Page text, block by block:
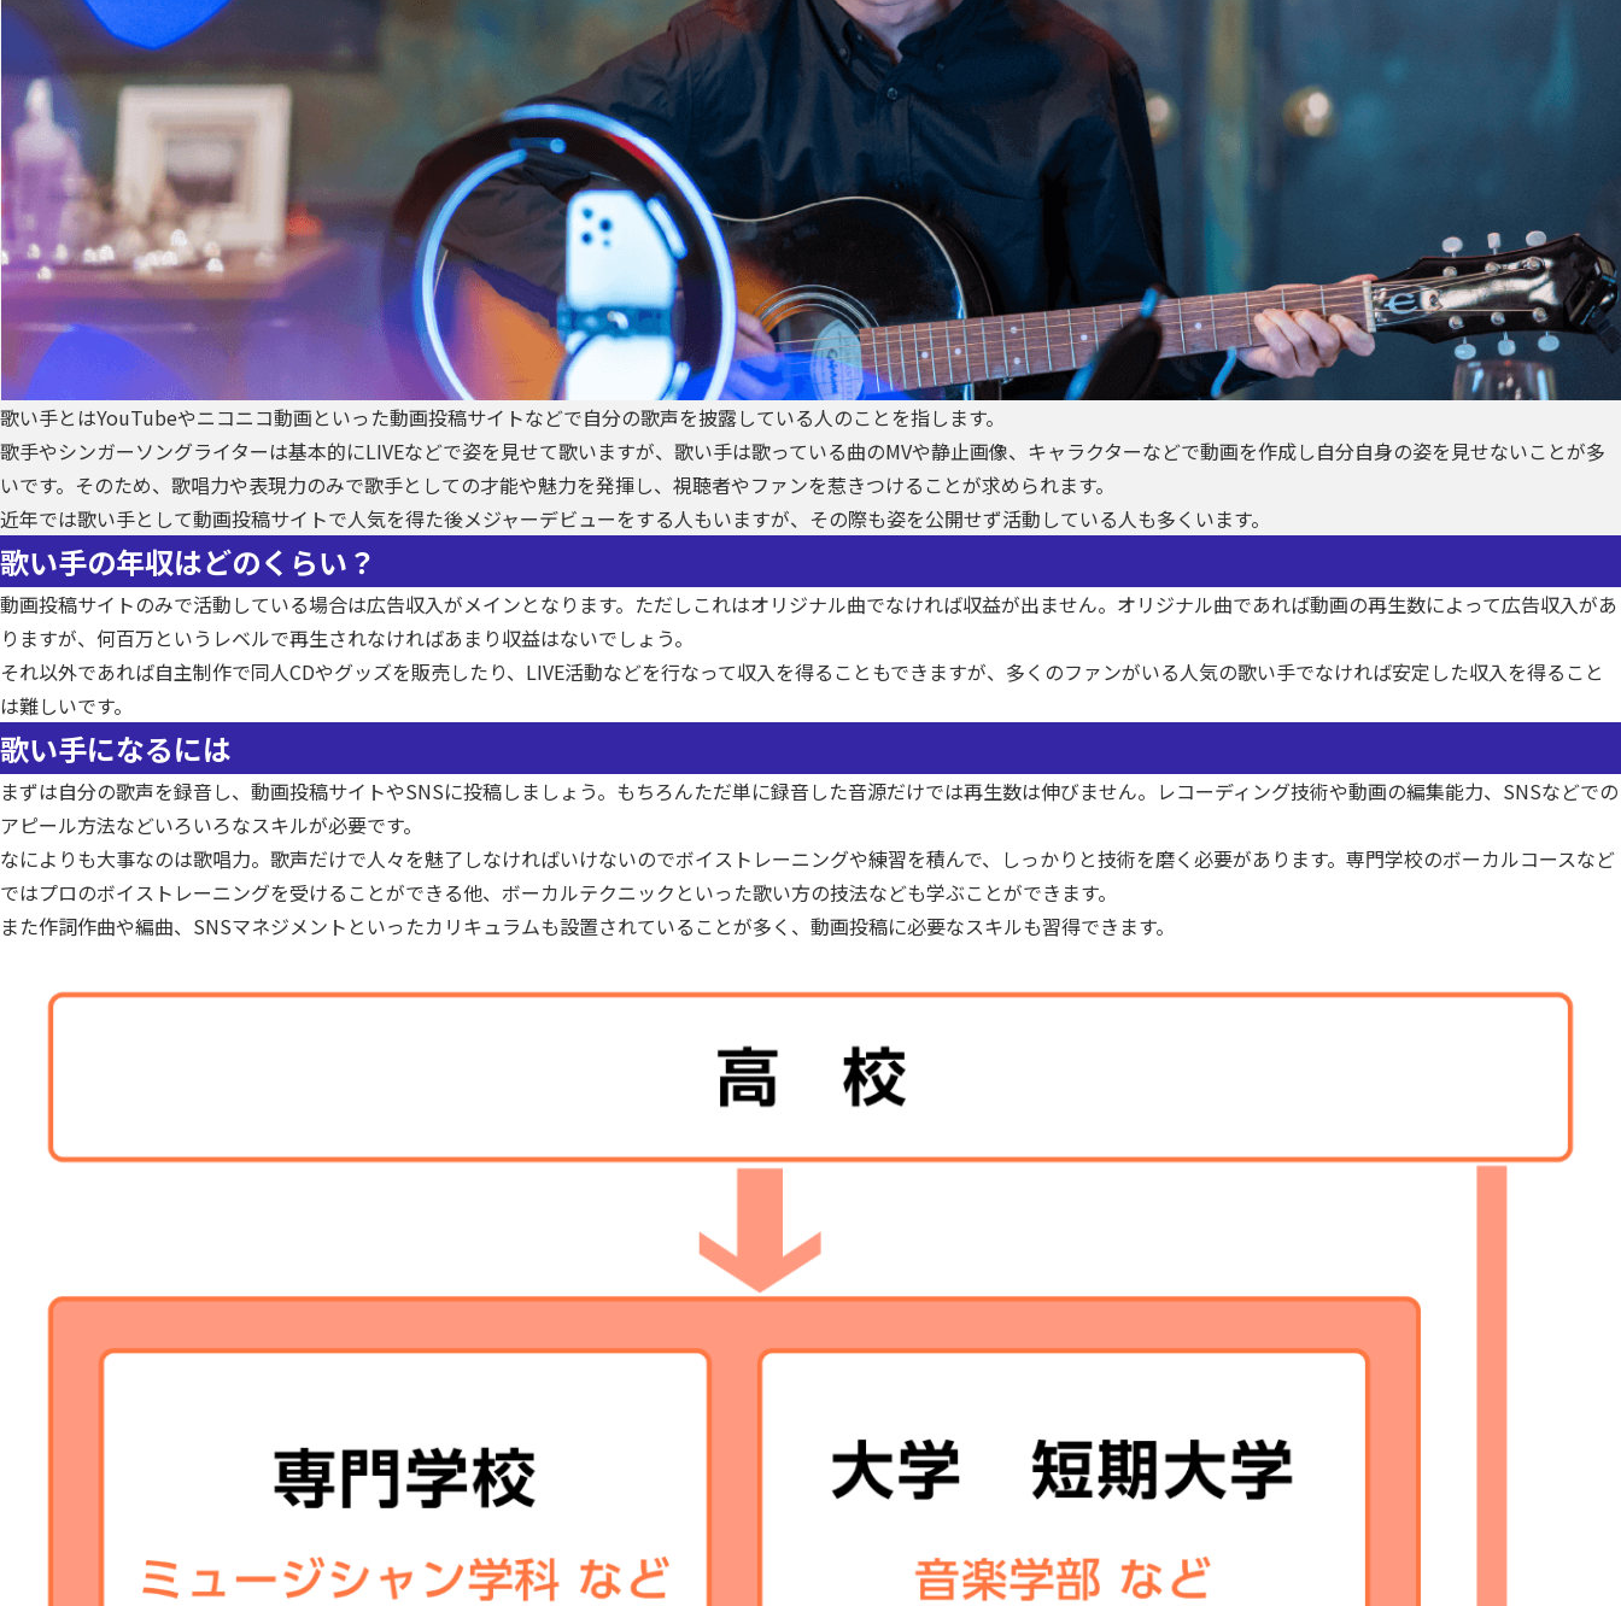
歌い手とはYouTubeやニコニコ動画といった動画投稿サイトなどで自分の歌声を披露している人のことを指します。
歌手やシンガーソングライターは基本的にLIVEなどで姿を見せて歌いますが、歌い手は歌っている曲のMVや静止画像、キャラクターなどで動画を作成し自分自身の姿を見せないことが多
いです。そのため、歌唱力や表現力のみで歌手としての才能や魅力を発揮し、視聴者やファンを惹きつけることが求められます。
近年では歌い手として動画投稿サイトで人気を得た後メジャーデビューをする人もいますが、その際も姿を公開せず活動している人も多くいます。
歌い手の年収はどのくらい？
動画投稿サイトのみで活動している場合は広告収入がメインとなります。ただしこれはオリジナル曲でなければ収益が出ません。オリジナル曲であれば動画の再生数によって広告収入があ
りますが、何百万というレベルで再生されなければあまり収益はないでしょう。
それ以外であれば自主制作で同人CDやグッズを販売したり、LIVE活動などを行なって収入を得ることもできますが、多くのファンがいる人気の歌い手でなければ安定した収入を得ること
は難しいです。
歌い手になるには
まずは自分の歌声を録音し、動画投稿サイトやSNSに投稿しましょう。もちろんただ単に録音した音源だけでは再生数は伸びません。レコーディング技術や動画の編集能力、SNSなどでの
アピール方法などいろいろなスキルが必要です。
なによりも大事なのは歌唱力。歌声だけで人々を魅了しなければいけないのでボイストレーニングや練習を積んで、しっかりと技術を磨く必要があります。専門学校のボーカルコースなど
ではプロのボイストレーニングを受けることができる他、ボーカルテクニックといった歌い方の技法なども学ぶことができます。
また作詞作曲や編曲、SNSマネジメントといったカリキュラムも設置されていることが多く、動画投稿に必要なスキルも習得できます。